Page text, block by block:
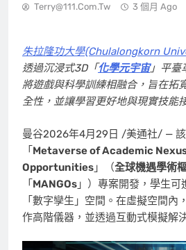
Terry@111.com.tw 3 個月 Ago
朱拉隆功大學(Chulalongkorn
透過沉浸式3D「化學元宇宙」平臺
將遊戲與科學訓練相融合，旨在拓
全性，並讓學習更好地與現實技能
曼谷2026年4月29日 /美通社/ —
「 Metaverse of Academic
Opportunities 」（全球機遇學術
「 MANGOs 」）專案開發，學生可
「數字孿生」空間。在虛擬空間內
作高階儀器，並透過互動式模擬解